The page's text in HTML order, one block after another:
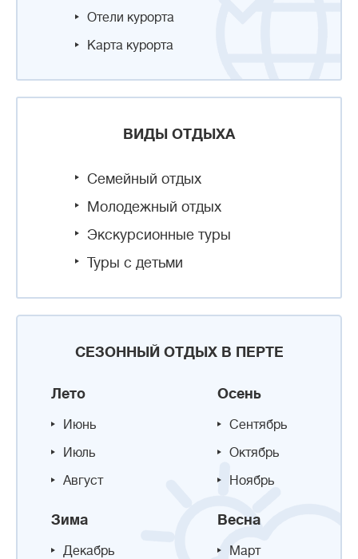
Отели курорта
Карта курорта
ВИДЫ ОТДЫХА
Семейный отдых
Молодежный отдых
Экскурсионные туры
Туры с детьми
СЕЗОННЫЙ ОТДЫХ В ПЕРТЕ
Лето
Июнь
Июль
Август
Осень
Сентябрь
Октябрь
Ноябрь
Зима
Декабрь
Весна
Март